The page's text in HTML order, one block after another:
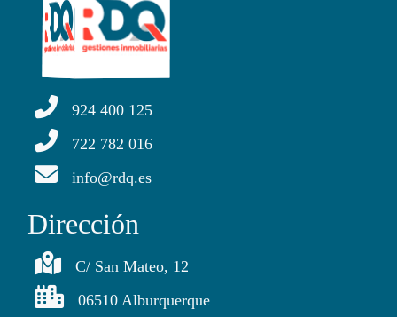
924 400 125
722 782 016
info@rdq.es
Dirección
C/ San Mateo, 12
06510 Alburquerque